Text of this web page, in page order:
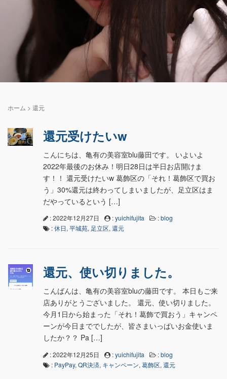
ホーム > 還元
還元受けたいw
こんにちは、亀有の美容室blu藤田です。 いよいよ
2022年最後のお休み！明日28日は半日お店開けま
す！！ 還元受けたいw 葛飾区の「それ！葛飾区で買お
う」30%還元は終わってしまいましたが、足立区はま
だやっているという […]
: 2022年12月27日 :yuichifujita :blog
:休日, 平城苑, 足立区, 還元
還元、使い切りました。
こんばんは、亀有の美容室bluの藤田です。 本日もご来
店ありがとうございました。 還元、使い切りました。
今月1日から始まった「それ！葛飾で買おう」キャンペ
ーンが今日まででしたが、皆さまいっぱいお金使いま
したか？？ Pa […]
: 2022年12月25日 :yuichifujita :blog
: PayPay, QR決済, キャンペーン, 葛飾区, 還元